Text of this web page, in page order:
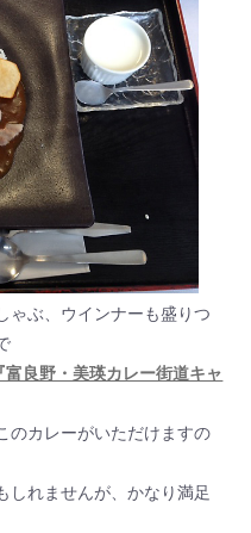
ゃぶ、ウインナーも盛りつ
『富良野・美瑛カレー街道キャ
のカレーがいただけますの
しれませんが、かなり満足